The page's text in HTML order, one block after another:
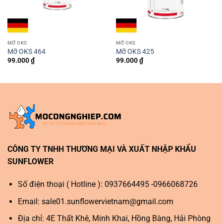
MỠ OKS
Mỡ OKS 464
99.000₫
MỠ OKS
Mỡ OKS 425
99.000₫
CÔNG TY TNHH THƯƠNG MẠI VÀ XUẤT NHẬP KHẨU
SUNFLOWER
Số điện thoại ( Hotline ): 0937664495 -0966068726
Email: sale01.sunflowervietnam@gmail.com
Địa chỉ: 4E Thất Khê, Minh Khai, Hồng Bàng, Hải Phòng